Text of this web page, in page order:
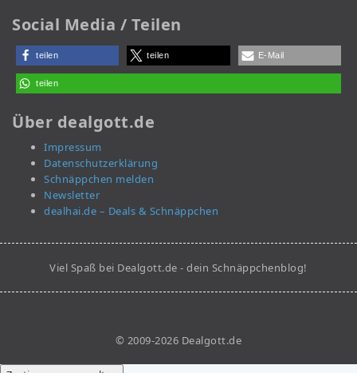
Social Media / Teilen
teilen teilen E-Mail
teilen
Über dealgott.de
Impressum
Datenschutzerklärung
Schnäppchen melden
Newsletter
dealhai.de – Deals & Schnäppchen
Viel Spaß bei Dealgott.de - dein Schnäppchenblog!
© 2009-2026 Dealgott.de